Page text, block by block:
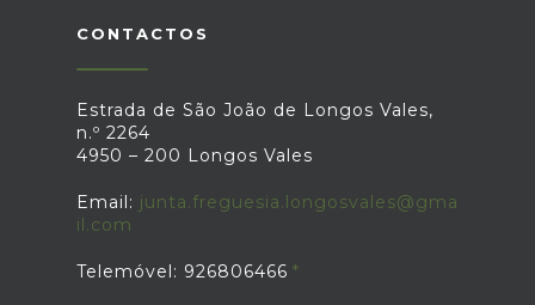
CONTACTOS
Estrada de São João de Longos Vales,
n.º 2264
4950 – 200 Longos Vales
Email: junta.freguesia.longosvales@gma
il.com
Telemóvel: 926806466